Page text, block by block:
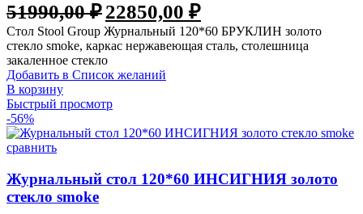
51990,00₽22850,00 ₽
Стол Stool Group Журнальный 120*60 БРУКЛИН золото
стекло smoke, каркас нержавеющая сталь, столешница
закаленное стекло
Добавить в Список желаний
В корзину
Быстрый просмотр
-56%
сравнить
Журнальный стол 120*60 ИНСИГНИЯ золото
стекло smoke